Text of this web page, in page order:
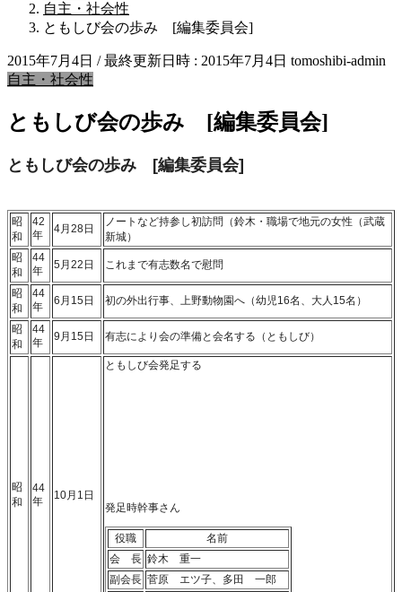
自主・社会性
ともしび会の歩み [編集委員会]
2015年7月4日 / 最終更新日時 : 2015年7月4日 tomoshibi-admin
自主・社会性
ともしび会の歩み [編集委員会]
ともしび会の歩み [編集委員会]
昭
和
42
年
4月28日
ノートなど持参し初訪問（鈴木・職場で地元の女性（武蔵
新城）
昭
和
44
年
5月22日 これまで有志数名で慰問
昭
和
44
年
6月15日 初の外出行事、上野動物園へ（幼児16名、大人15名）
昭
和
44
年
9月15日 有志により会の準備と会名する（ともしび）
昭
和
44
年
10月1日
ともしび会発足する
発足時幹事さん
役職
名前
会 長 鈴木 重一
副会長 菅原 エツ子、多田 一郎